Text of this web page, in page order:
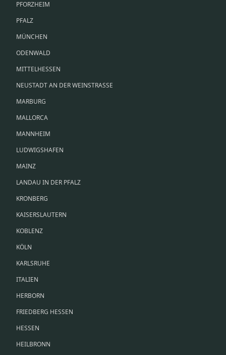
PFORZHEIM
PFALZ
MÜNCHEN
ODENWALD
MITTELHESSEN
NEUSTADT AN DER WEINSTRASSE
MARBURG
MALLORCA
MANNHEIM
LUDWIGSHAFEN
MAINZ
LANDAU IN DER PFALZ
KRONBERG
KAISERSLAUTERN
KOBLENZ
KÖLN
KARLSRUHE
ITALIEN
HERBORN
FRIEDBERG HESSEN
HESSEN
HEILBRONN